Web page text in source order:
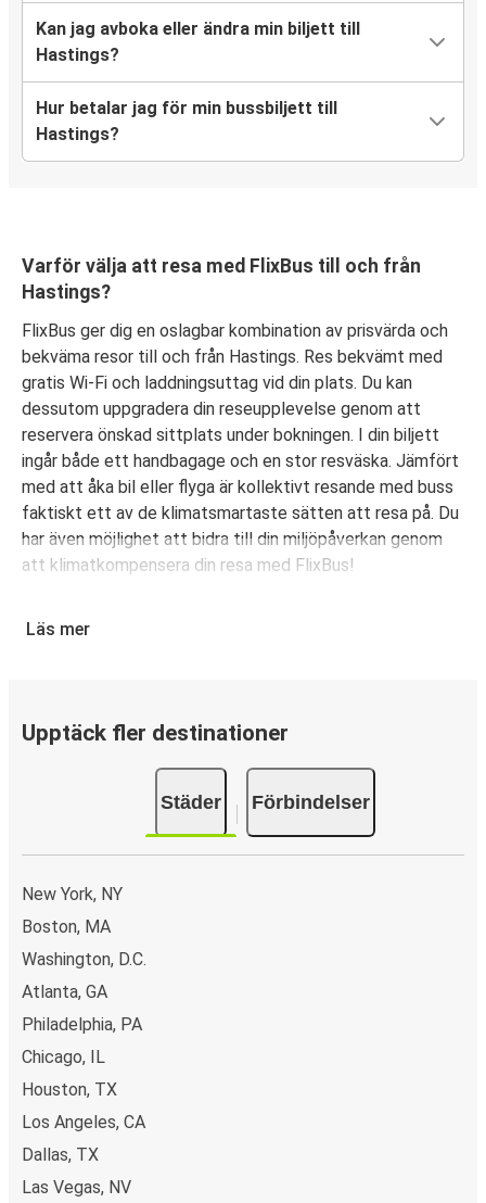
Kan jag avboka eller ändra min biljett till
Hastings?
Hur betalar jag för min bussbiljett till
Hastings?
Varför välja att resa med FlixBus till och från
Hastings?
FlixBus ger dig en oslagbar kombination av prisvärda och
bekväma resor till och från Hastings. Res bekvämt med
gratis Wi-Fi och laddningsuttag vid din plats. Du kan
dessutom uppgradera din reseupplevelse genom att
reservera önskad sittplats under bokningen. I din biljett
ingår både ett handbagage och en stor resväska. Jämfört
med att åka bil eller flyga är kollektivt resande med buss
faktiskt ett av de klimatsmartaste sätten att resa på. Du
har även möjlighet att bidra till din miljöpåverkan genom
att klimatkompensera din resa med FlixBus!
kort, Swish, PayPal, Google Pay och Apple Pay. N/A.
Läs mer
Upptäck fler destinationer
Städer Förbindelser
New York, NY
Boston, MA
Washington, D.C.
Atlanta, GA
Philadelphia, PA
Chicago, IL
Houston, TX
Los Angeles, CA
Dallas, TX
Las Vegas, NV